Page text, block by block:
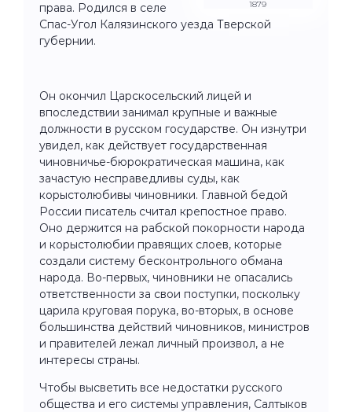
1879
права. Родился в селе
Спас-Угол Калязинского уезда Тверской
губернии.
Он окончил Царскосельский лицей и
впоследствии занимал крупные и важные
должности в русском государстве. Он изнутри
увидел, как действует государственная
чиновничье-бюрократическая машина, как
зачастую несправедливы суды, как
корыстолюбивы чиновники. Главной бедой
России писатель считал крепостное право.
Оно держится на рабской покорности народа
и корыстолюбии правящих слоев, которые
создали систему бесконтрольного обмана
народа. Во-первых, чиновники не опасались
ответственности за свои поступки, поскольку
царила круговая порука, во-вторых, в основе
большинства действий чиновников, министров
и правителей лежал личный произвол, а не
интересы страны.
Чтобы высветить все недостатки русского
общества и его системы управления, Салтыков